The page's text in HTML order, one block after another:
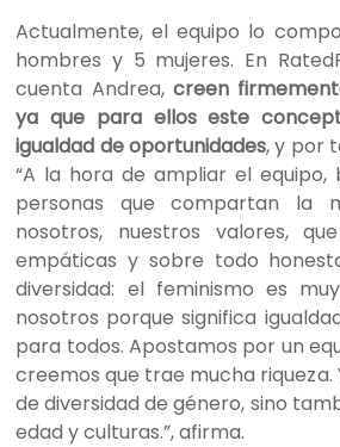
Actualmente, el equipo lo
hombres y 5 mujeres. En
cuenta Andrea, creen
ya que para ellos este
igualdad de oportunidades, y por
“A la hora de ampliar el equipo,
personas que compartan la
nosotros, nuestros valores,
empáticas y sobre todo
diversidad: el feminismo es
nosotros porque significa
para todos. Apostamos por un
creemos que trae mucha riqueza.
de diversidadde género, sino
edad y culturas.”, afirma.